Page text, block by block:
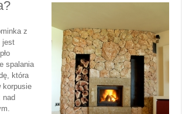
z
jest
spalania
która
korpusie
nad